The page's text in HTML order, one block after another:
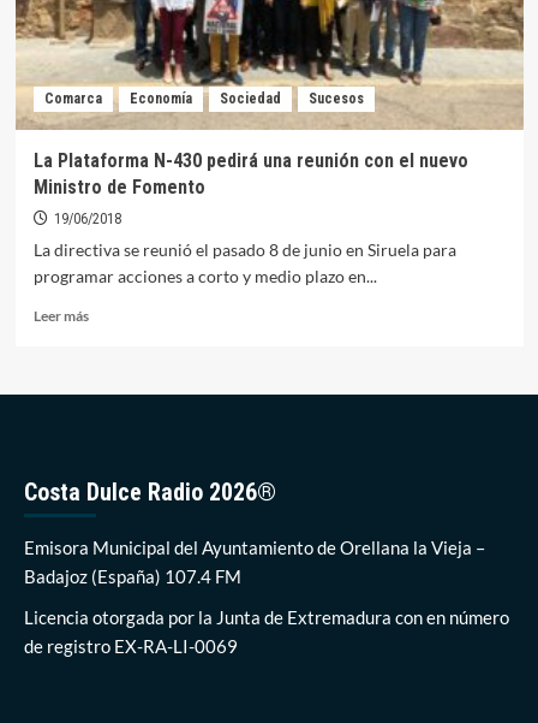
Lotería
Nacional
toca
Orellana
Comarca Economía Sociedad Sucesos
La Plataforma N-430 pedirá una reunión con el nuevo
Ministro de Fomento
19/06/2018
La directiva se reunió el pasado 8 de junio en Siruela para
programar acciones a corto y medio plazo en...
Leer másLeer
una
reunión
con
nuevo
Ministro
Fomento
Costa Dulce Radio 2026®
Emisora Municipal del Ayuntamiento de Orellana la Vieja –
Badajoz (España) 107.4 FM
Licencia otorgada por la Junta de Extremadura con en número
de registro EX-RA-LI-0069